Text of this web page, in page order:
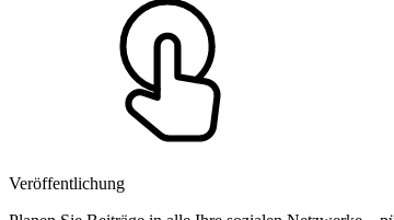
Veröffentlichung